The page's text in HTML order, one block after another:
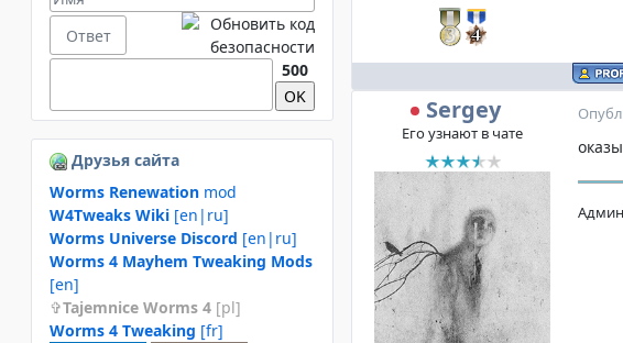
Sergey
Его узнают в чате
500
Друзья сайта
Worms Renewation mod
W4Tweaks Wiki [en|ru]
Worms Universe Discord [en|ru]
Worms 4 Mayhem Tweaking Mods
[en]
Tajemnice Worms 4 [pl]
Worms 4 Tweaking [fr]